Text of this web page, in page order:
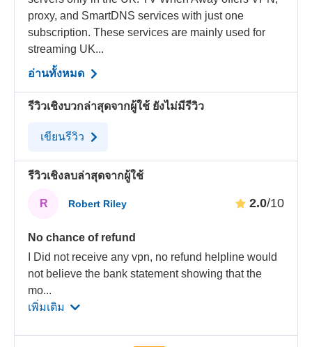
proxy, and SmartDNS services with just one
subscription. These services are mainly used for
streaming UK...
อ่านทั้งหมด
รีวิวเชิงบวกล่าสุดจากผู้ใช้ ยังไม่มีรีวิว
เขียนรีวิว
รีวิวเชิงลบล่าสุดจากผู้ใช้
R Robert Riley 2.0/10
No chance of refund
I Did not receive any vpn, no refund helpline would
not believe the bank statement showing that the
mo...
เพิ่มเติม